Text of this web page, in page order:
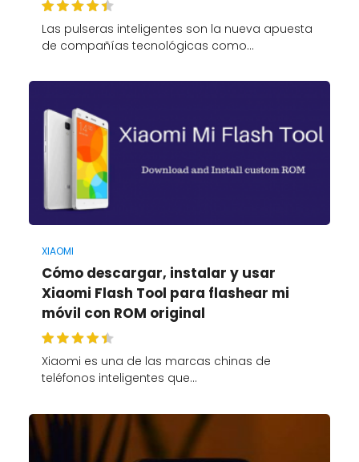
Las pulseras inteligentes son la nueva apuesta
de compañías tecnológicas como…
XIAOMI
Cómo descargar, instalar y usar
Xiaomi Flash Tool para flashear mi
móvil con ROM original
Xiaomi es una de las marcas chinas de
teléfonos inteligentes que…